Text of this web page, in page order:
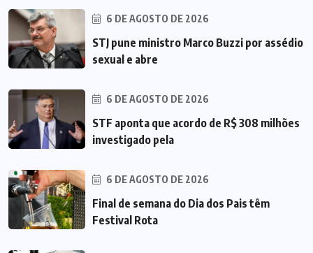
6 DE AGOSTO DE 2026
STJ pune ministro Marco Buzzi por assédio
sexual e abre
6 DE AGOSTO DE 2026
STF aponta que acordo de R$ 308 milhões
investigado pela
6 DE AGOSTO DE 2026
Final de semana do Dia dos Pais têm
Festival Rota